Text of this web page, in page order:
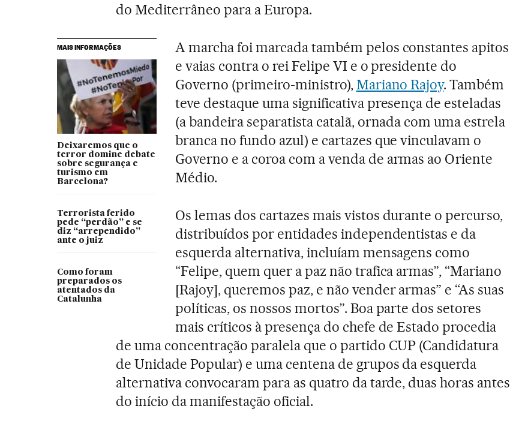
do Mediterrâneo para a Europa.
MAIS INFORMAÇÕES
Deixaremos que o
terror domine debate
sobre segurança e
turismo em
Barcelona?
Terrorista ferido
pede “perdão” e se
diz “arrependido”
ante o juiz
Como foram
preparados os
atentados da
Catalunha
A marcha foi marcada também pelos constantes apitos
e vaias contra o rei Felipe VI e o presidente do
Governo (primeiro-ministro), Mariano Rajoy. Também
teve destaque uma significativa presença de esteladas
(a bandeira separatista catalã, ornada com uma estrela
branca no fundo azul) e cartazes que vinculavam o
Governo e a coroa com a venda de armas ao Oriente
Médio.
Os lemas dos cartazes mais vistos durante o percurso,
distribuídos por entidades independentistas e da
esquerda alternativa, incluíam mensagens como
“Felipe, quem quer a paz não trafica armas”, “Mariano
[Rajoy], queremos paz, e não vender armas” e “As suas
políticas, os nossos mortos”. Boa parte dos setores
mais críticos à presença do chefe de Estado procedia
de uma concentração paralela que o partido CUP (Candidatura
de Unidade Popular) e uma centena de grupos da esquerda
alternativa convocaram para as quatro da tarde, duas horas antes
do início da manifestação oficial.